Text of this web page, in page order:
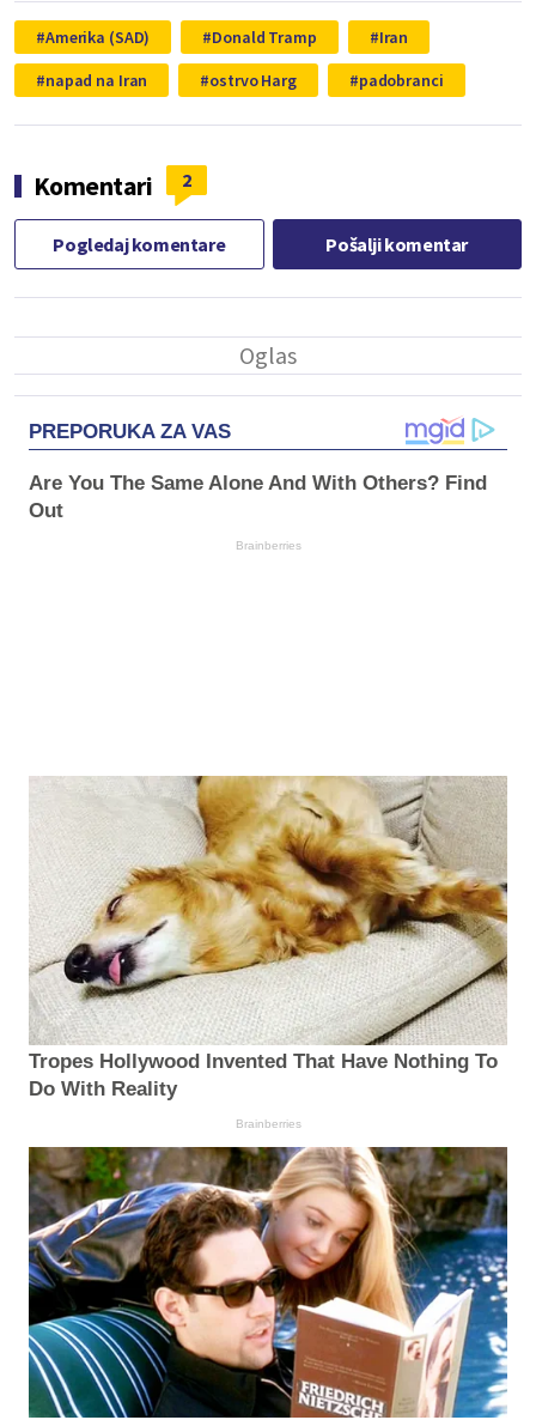
Amerika (SAD) Donald Tramp
Iran
napad na Iran
ostrvo Harg padobranci
Komentari 2
Pogledaj komentare Pošalji komentar
PREPORUKA ZA VAS
Are You The Same Alone And With Others? Find
Out
Brainberries
Tropes Hollywood Invented That Have Nothing To
Do With Reality
Brainberries